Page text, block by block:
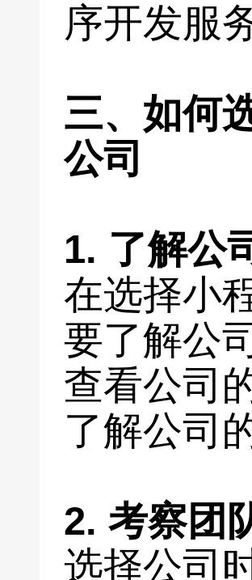
序开发服
三、如何
公司
1. 了解公
在选择小
要了解公
查看公司
了解公司
2. 考察团
选择公司